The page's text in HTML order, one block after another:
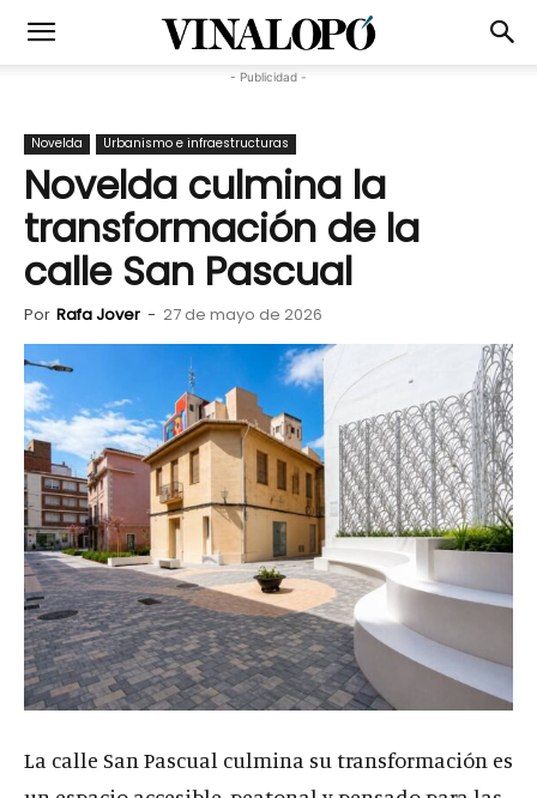
- Publicidad -
Novelda Urbanismo e infraestructuras
Novelda culmina la
transformación de la
calle San Pascual
Por Rafa Jover - 27 de mayo de 2026
La calle San Pascual culmina su transformación es